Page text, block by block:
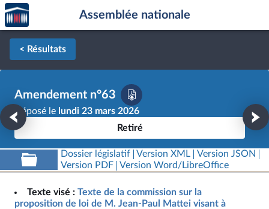
Aller au contenu
Aller en bas de la page
Accèder
à la
page
d'accueil
Assemblée nationale
< Résultats
Amendement n°63
Déposé le lundi 23 mars 2026
Retiré
Dossier législatif Version XML
Version JSON
Version PDF
Version Word/LibreOffice
Texte visé : Texte de la commission sur la
proposition de loi de M. Jean-Paul Mattei visant à